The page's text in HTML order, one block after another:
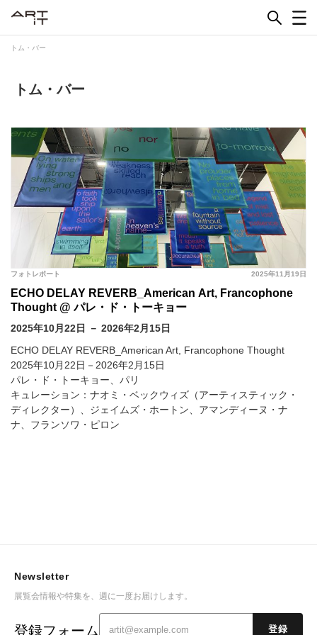
トム・バー
トム・バー
2025年11月19日
フォトレポート
ECHO DELAY REVERB_American Art, Francophone
Thought @ パレ・ド・トーキョー
2025年10月22日 － 2026年2月15日
ECHO DELAY REVERB_American Art, Francophone Thought
2025年10月22日－2026年2月15日
パレ・ド・トーキョー、パリ
キュレーション：ナオミ・ベックウィズ（アーティスティック・
ディレクター）、ジェイムズ・ホートン、アマンディーヌ・ナ
ナ、フランソワ・ピロン
Newsletter
展覧会情報や特集を、週に一度お届けします。
登録フォーム 登録